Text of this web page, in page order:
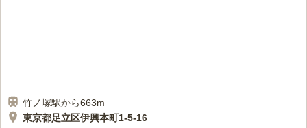
竹ノ塚駅から663m
東京都足立区伊興本町1-5-16